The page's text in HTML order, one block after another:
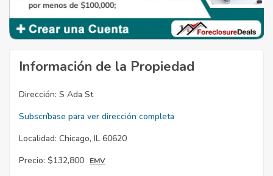
Información de la Propiedad
Dirección: S Ada St
Subscríbase para ver dirección completa
Localidad: Chicago, IL 60620
Precio: $132,800 EMV